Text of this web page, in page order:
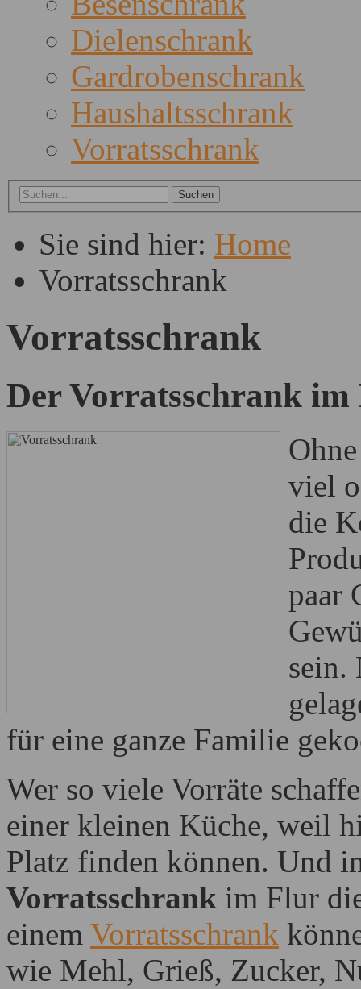
Dielenschrank
Gardrobenschrank
Haushaltsschrank
Vorratsschrank
Sie sind hier: Home
Vorratsschrank
Vorratsschrank
Der Vorratsschrank
viel
die
paar
sein.
für eine ganze Familie
Wer so viele Vorräte
einer kleinen Küche, weil
Platz finden können. Und
Vorratsschrank im Flur
einem Vorratsschrank
wie Mehl, Grieß, Zucker,